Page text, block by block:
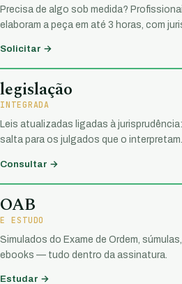
Precisa de algo sob medida?
elaboram a peça em até 3 horas, com
Solicitar →
legislação
INTEGRADA
Leis atualizadas ligadas à
salta para os julgados que o interpretam.
Consultar →
OAB
E ESTUDO
Simulados do Exame de Ordem,
ebooks — tudo dentro da assinatura.
Estudar →